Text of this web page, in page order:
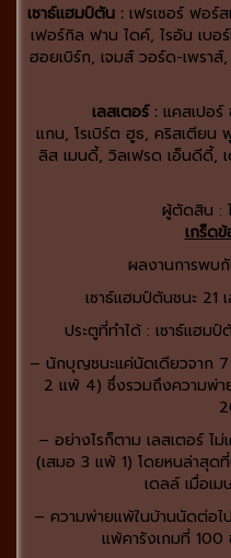
เซาธ์แฮมป์ตัน : เฟรเซอร์ ฟอร์ส
เฟอร์กิล ฟาน ไดค์, ไรอัน เบอ
ฮอยเบิร์ก, เจมส์ วอร์ด-เพรา
เลสเตอร์ : แคสเปอ
แกน, โรเบิร์ต ฮูธ, คริสเตีย
ลิส เมนดี้, วิลเฟรด เอ็นดีดี้, เ
ผู้ตัดสิน :
เกร็ด
ผลงานการพบ
เซาธ์แฮมป์ตันชนะ 21
ประตูที่ทำได้ : เซาธ์แฮม
– นักบุญชนะแค่นัดเดียวจาก
2 แพ้ 4) ซึ่งรวมถึงความพ่
– อย่างไรก็ตาม เลสเตอร์ ไ
(เสมอ 3 แพ้ 1) โดยหนล่าสุดที่
เดลล์ เมื่อเ
– ความพ่ายแพ้ในบ้านนัดต่อไ
แพ้คารังเกมที่